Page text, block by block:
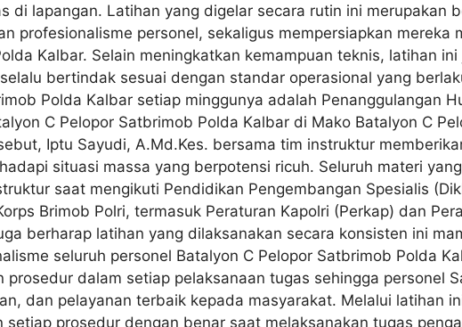
di lapangan. Latihan yang digelar secara rutin ini merupakan
profesionalisme personel, sekaligus mempersiapkan mereka
Kalbar. Selain meningkatkan kemampuan teknis, latihan
bertindak sesuai dengan standar operasional yang
Polda Kalbar setiap minggunya adalah Penanggulangan
C Pelopor Satbrimob Polda Kalbar di Mako Batalyon C
Iptu Sayudi, A.Md.Kes. bersama tim instruktur
situasi massa yang berpotensi ricuh. Seluruh materi
saat mengikuti Pendidikan Pengembangan Spesialis
Brimob Polri, termasuk Peraturan Kapolri (Perkap) dan
berharap latihan yang dilaksanakan secara konsisten ini
seluruh personel Batalyon C Pelopor Satbrimob Polda
dalam setiap pelaksanaan tugas sehingga personel
dan pelayanan terbaik kepada masyarakat. Melalui latihan
prosedur dengan benar saat melaksanakan tugas